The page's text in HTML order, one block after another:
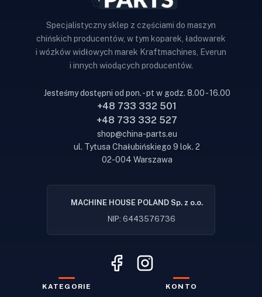
Specjalistyczny sklep z częściami do maszyn
chińskich producentów, w tym koparek, ładowarek
i wózków widłowych marek Kraftmachines, Everun
i innych wiodących producentów.
Jesteśmy dostępni od pon. - pt w godz. 8.00 - 16.00
+48 733 332 501
+48 733 332 527
shop@china-parts.eu
ul. Tytusa Chałubińskiego 9 lok. 2
02-004 Warszawa
MACHINE HOUSE POLAND Sp. z o.o.
NIP: 6443576736
KATEGORIE KONTO